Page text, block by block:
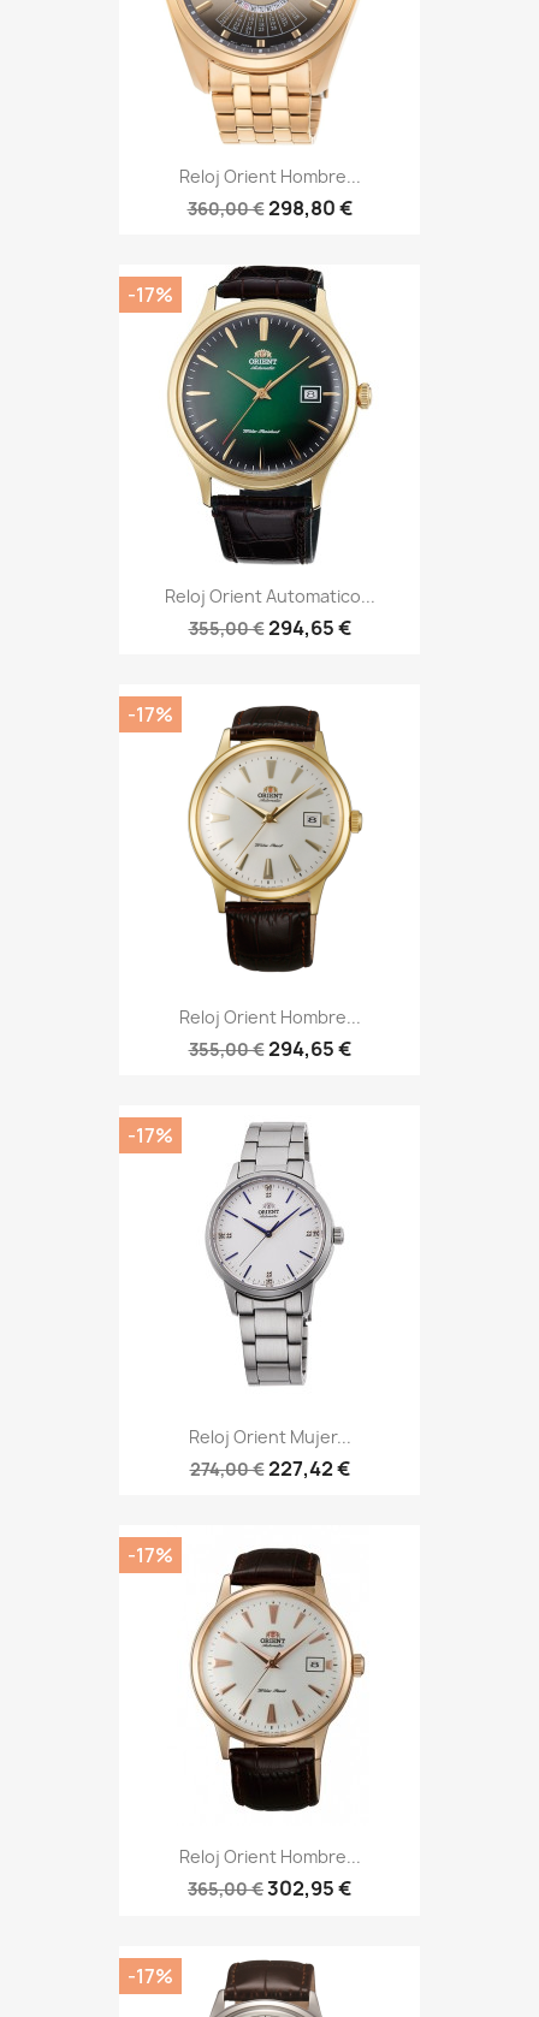
Reloj Orient Hombre...
360,00 €298,80 €
Reloj Orient Automatico...
355,00 €294,65 €
-17%
Reloj Orient Hombre...
355,00 €294,65 €
-17%
Reloj Orient Mujer...
274,00 €227,42 €
-17%
Reloj Orient Hombre...
365,00 €302,95 €
-17%
-17%